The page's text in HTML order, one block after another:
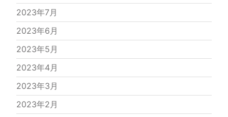
2023年7月
2023年6月
2023年5月
2023年4月
2023年3月
2023年2月